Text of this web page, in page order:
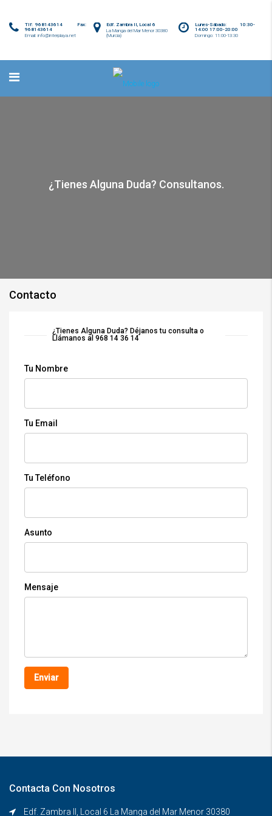
Lunes-Sábado: 10:30-
14:00 17:00-20:00
Domingo: 11:00-13:30
Edf. Zambra II, Local 6
La Manga del Mar Menor 30380
(Murcia)
Tlf: 968143614 Fax:
968143614
Email: info@interplaya.net
¿Tienes Alguna Duda? Consultanos.
Contacto
¿Tienes Alguna Duda? Déjanos tu consulta o
Llámanos al 968 14 36 14
Tu Nombre
Tu Email
Tu Teléfono
Asunto
Mensaje
Contacta Con Nosotros
Edf. Zambra II, Local 6 La Manga del Mar Menor 30380